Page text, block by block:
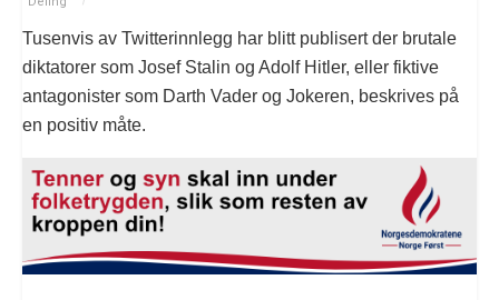
Tusenvis av Twitterinnlegg har blitt publisert der brutale
diktatorer som Josef Stalin og Adolf Hitler, eller fiktive
antagonister som Darth Vader og Jokeren, beskrives på
en positiv måte.